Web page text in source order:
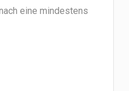
eine mindestens